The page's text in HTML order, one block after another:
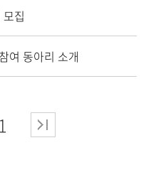
집
여 동아리 소개
1